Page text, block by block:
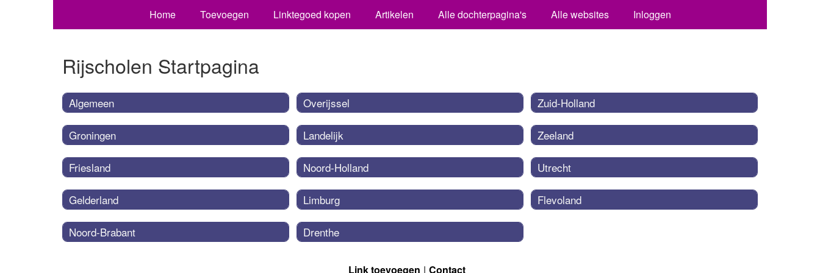
Home Toevoegen Linktegoed kopen Artikelen Alle dochterpagina's Alle websites Inloggen
Rijscholen Startpagina
Algemeen
Groningen
Friesland
Gelderland
Noord-Brabant
Overijssel
Landelijk
Noord-Holland
Limburg
Drenthe
Zuid-Holland
Zeeland
Utrecht
Flevoland
Link toevoegen Contact